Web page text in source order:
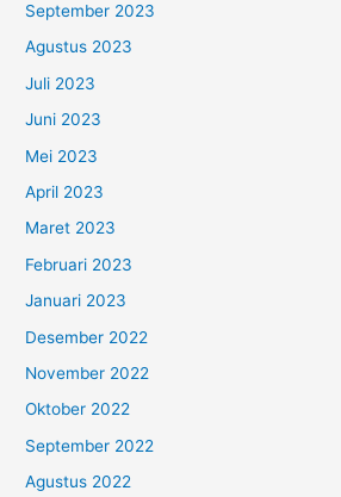
September 2023
Agustus 2023
Juli 2023
Juni 2023
Mei 2023
April 2023
Maret 2023
Februari 2023
Januari 2023
Desember 2022
November 2022
Oktober 2022
September 2022
Agustus 2022